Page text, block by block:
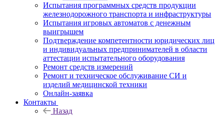
Испытания программных средств продукции
железнодорожного транспорта и инфраструктуры
Испытания игровых автоматов с денежным
выигрышем
Подтверждение компетентности юридических лиц
и индивидуальных предпринимателей в области
аттестации испытательного оборудования
Ремонт средств измерений
Ремонт и техническое обслуживание СИ и
изделий медицинской техники
Онлайн-заявка
Контакты
Назад